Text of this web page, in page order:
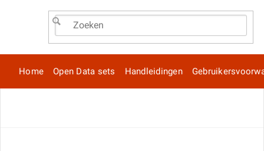
Home Open Data sets Handleidingen